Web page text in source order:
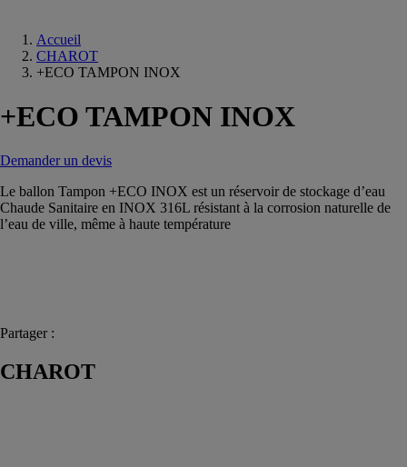
Accueil
CHAROT
+ECO TAMPON INOX
+ECO TAMPON INOX
Demander un devis
Le ballon Tampon +ECO INOX est un réservoir de stockage d’eau
Chaude Sanitaire en INOX 316L résistant à la corrosion naturelle de
l’eau de ville, même à haute température
Partager :
CHAROT